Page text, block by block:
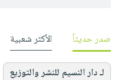
صدر حديثاً الأكثر شعبية
لـ دار النسيم للنشر والتوزيع